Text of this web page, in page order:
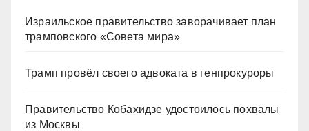
Израильское правительство заворачивает план
трамповского «Совета мира»
Трамп провёл своего адвоката в генпрокуроры
Правительство Кобахидзе удостоилось похвалы
из Москвы